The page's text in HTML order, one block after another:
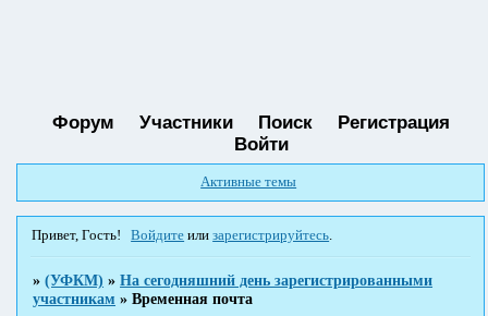
Форум Участники Поиск
Регистрация
Войти
Активные темы
Привет, Гость! Войдите илизарегистрируйтесь
»(УФКМ) »На сегодняшний день зарегистрированными
участникам »Временная почта